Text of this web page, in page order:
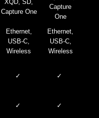
XQD, SD,
Capture One
Capture
One
Ethernet,
USB-C,
Wireless
Ethernet,
USB-C,
Wireless
✓ ✓
✓ ✓